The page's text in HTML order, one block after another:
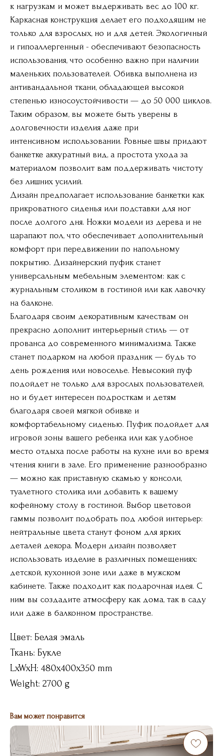
к нагрузкам и может выдерживать вес до 100 кг.
Каркасная конструкция делает его подходящим не
только для взрослых, но и для детей. Экологичный
и гипоаллергенный - обеспечивают безопасность
использования, что особенно важно при наличии
маленьких пользователей. Обивка выполнена из
антивандальной ткани, обладающей высокой
степенью износоустойчивости — до 50 000 циклов.
Таким образом, вы можете быть уверены в
долговечности изделия даже при
интенсивном использовании. Ровные швы придают
банкетке аккуратный вид, а простота ухода за
материалом позволит вам поддерживать чистоту
без лишних усилий.
Дизайн предполагает использование банкетки как
прикроватного сиденья или подставки для ног
после долгого дня. Ножки модели из дерева и не
царапают пол, что обеспечивает дополнительный
комфорт при передвижении по напольному
покрытию. Дизайнерский пуфик станет
универсальным мебельным элементом: как с
журнальным столиком в гостиной или как лавочку
на балконе.
Благодаря своим декоративным качествам он
прекрасно дополнит интерьерный стиль — от
прованса до современного минимализма. Также
станет подарком на любой праздник — будь то
день рождения или новоселье. Невысокий пуф
подойдет не только для взрослых пользователей,
но и будет интересен подросткам и детям
благодаря своей мягкой обивке и
комфортабельному сиденью. Пуфик подойдет для
игровой зоны вашего ребенка или как удобное
место отдыха после работы на кухне или во время
чтения книги в зале. Его применение разнообразно
— можно как приставную скамью у консоли,
туалетного столика или добавить к вашему
кофейному столу в гостиной. Выбор цветовой
гаммы позволит подобрать под любой интерьер:
нейтральные цвета станут фоном для ярких
деталей декора. Модерн дизайн позволяет
использовать изделие в различных помещениях:
детской, кухонной зоне или даже в мужском
кабинете. Также подходит как подарочная идея. С
ним вы создадите атмосферу как дома, так в саду
или даже в балконном пространстве.
Цвет: Белая эмаль
Ткань: Букле
LxWxH: 480x400x350 mm
Weight: 2700 g
Вам может понравится